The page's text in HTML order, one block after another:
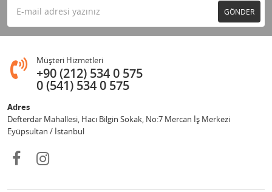
GÖNDER
Müşteri Hizmetleri
+90 (212) 534 0 575
0 (541) 534 0 575
Adres
Defterdar Mahallesi, Hacı Bilgin Sokak, No:7 Mercan İş Merkezi
Eyüpsultan / İstanbul